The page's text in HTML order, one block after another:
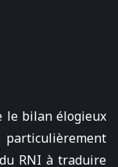
le bilan élogieux
particulièrement
RNI à traduire